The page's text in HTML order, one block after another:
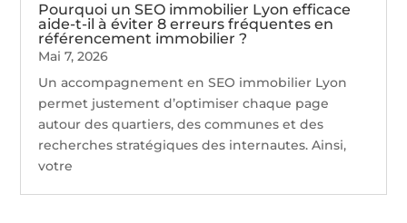
Pourquoi un SEO immobilier Lyon efficace
aide-t-il à éviter 8 erreurs fréquentes en
référencement immobilier ?
Mai 7, 2026
Un accompagnement en SEO immobilier Lyon
permet justement d’optimiser chaque page
autour des quartiers, des communes et des
recherches stratégiques des internautes. Ainsi,
votre